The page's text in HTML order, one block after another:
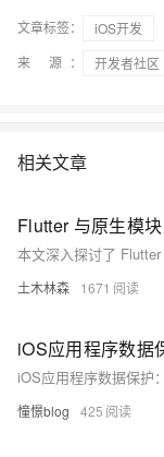
文章标签：
iOS开发
来 源：
开发者社区
相关文章
土木林森 1671
憧憬blog 425